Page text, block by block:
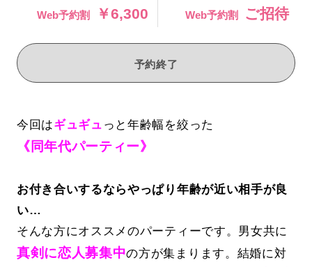
Web予約割
￥6,300
Web予約割
ご招待
予約終了
今回はギュギュ っと年齢幅を絞った
《同年代パーティー》
お付き合いするならやっぱり年齢が近い相手が良
い…
そんな方にオススメのパーティーです。男女共に
真剣に恋人募集中の方が集まります。結婚に対